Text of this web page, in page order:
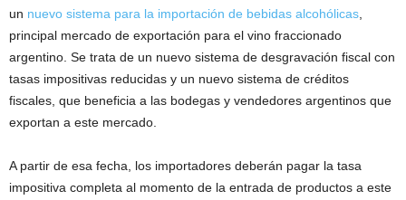
un nuevo sistema para la importación de bebidas alcohólicas
principal mercado de exportación para el vino fraccionado
argentino. Se trata de un nuevo sistema de desgravación fiscal con
tasas impositivas reducidas y un nuevo sistema de créditos
fiscales, que beneficia a las bodegas y vendedores argentinos que
exportan a este mercado.
A partir de esa fecha, los importadores deberán pagar la tasa
impositiva completa al momento de la entrada de productos a este